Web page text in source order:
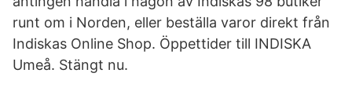
runt om i Norden, eller beställa varor direkt från
Indiskas Online Shop. Öppettider till INDISKA
Umeå. Stängt nu.